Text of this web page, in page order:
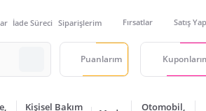
İade Süreci Siparişlerim Fırsatlar Satış
Puanlarım
Kişisel Bakım
Otomobil,